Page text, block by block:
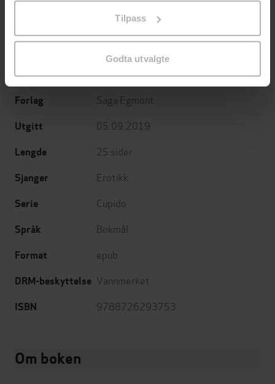
Tilpass
Godta utvalgte
Forfattere Cupido noveller(forfatter)
Forlag Saga Egmont
Utgitt 05.09.2019
Lengde 25 sider
Sjanger Erotikk
Serie Cupido
Språk Bokmål
Format epub
DRM-beskyttelse Vannmerket
ISBN 9788726293753
Om boken